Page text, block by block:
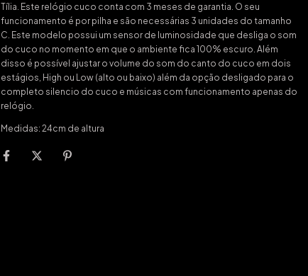
Tília. Este relógio cuco conta com 3 meses de garantia. O seu
funcionamento é por pilha e são necessárias 3 unidades do tamanho
C. Este modelo possui um sensor de luminosidade que desliga o som
do cuco no momento em que o ambiente fica 100% escuro. Além
disso é possível ajustar o volume do som do canto do cuco em dois
estágios, High ou Low (alto ou baixo) além da opção desligado para o
completo silencio do cuco e músicas com funcionamento apenas do
relógio.
Medidas: 24cm de altura